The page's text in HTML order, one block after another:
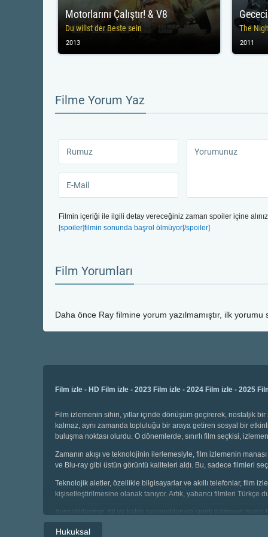
Motorlarını Çalıştır! & V8
Du willst der Beste sein
2013
Gececi
The
2011
Filme Yorum Yaz
Filmin içeriği ile ilgili detay vereceğiniz zaman spoiler içine
[spoiler]filmin sonunda başrol ölmüyor[/spoiler]
Film Yorumları
Daha önce Ray filmine yorum yazılmamıştır, ilk yorumu
Film izle - HD Film izle - 2023 Film izle - 2024 Film izle - 2025
Film izlemenin sihiri, yıllar içinde dönüşüm geçirerek, nostaljik
kalmaz, aynı zamanda topluluğu bir araya getiren sosyal bir
buluşma noktası olurdu. O dönemlerde, sınırlı film seçkisi,
Zamanın akışı ve teknolojinin ilerlemesiyle, film izlemenin
ve Blu-ray gibi üstün görüntü kaliteleri aldı. Bu, sadece filmleri
Teknolojik aletler, özellikle bilgisayarlar ve akıllı telefonlar, film
kişiselleştirilmesine olanak tanıyor. Artık, yabancı filmleri Türkçe
Ayrıcalıklarımız, dil ve kalite seçenekleriyle sınırlı kalmıyor;
seçebiliyor, geniş kategoriler arasında gezinebiliyoruz.
sahibiz.
Hukuksal